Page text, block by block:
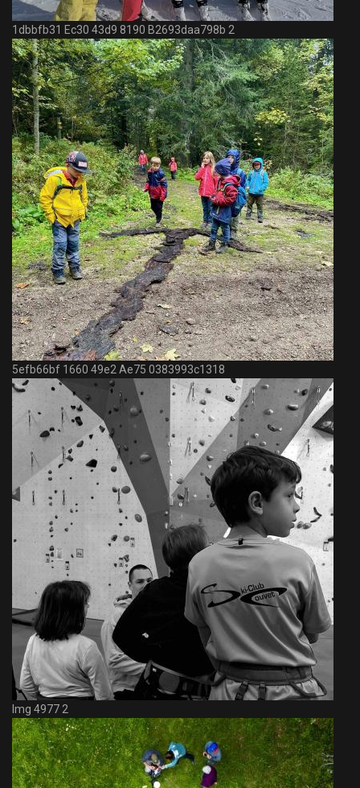
1dbbfb31 Ec30 43d9 8190 B2693daa798b 2
5efb66bf 1660 49e2 Ae75 0383993c1318
Img 4977 2